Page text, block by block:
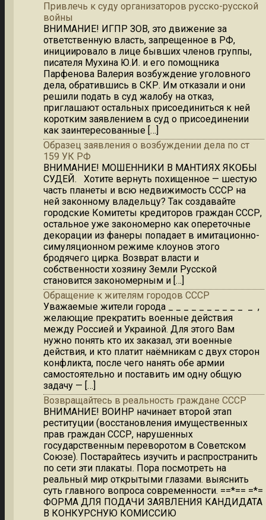
Привлечь к суду организаторов русско-русской
войны
ВНИМАНИЕ! ИГПР ЗОВ, это движение за
ответственную власть, запрещенное в РФ,
инициировало в лице бывших членов группы,
писателя Мухина Ю.И. и его помощника
Парфенова Валерия возбуждение уголовного
дела, обратившись в СКР. Им отказали и они
решили подать в суд жалобу на отказ,
приглашают остальных присоединиться к ней
коротким заявлением в суд о присоединении
как заинтересованные […]
Образец заявления о возбуждении дела по ст
159 УК РФ
ВНИМАНИЕ! МОШЕННИКИ В МАНТИЯХ ЯКОБЫ
СУДЕЙ. Хотите вернуть похищенное — шестую
часть планеты и всю недвижимость СССР на
ней законному владельцу? Так создавайте
городские Комитеты кредиторов граждан СССР,
остальное уже закономерно как опереточные
декорации из фанеры попадает в имитационно-
симуляционном режиме клоунов этого
бродячего цирка. Возврат власти и
собственности хозяину Земли Русской
становится закономерным и […]
Обращение к жителям городов СССР
Уважаемые жители города _ _ _ _ _ _ _ _ _ _ _ ,
желающие прекратить военные действия
между Россией и Украиной. Для этого Вам
нужно понять кто их заказал, эти военные
действия, и кто платит наёмникам с двух сторон
конфликта, после чего нанять обе армии
самостоятельно и поставить им одну общую
задачу — […]
Возвращайтесь в реальность граждане СССР
ВНИМАНИЕ! ВОИНР начинает второй этап
реституции (восстановления имущественных
прав граждан СССР, нарушенных
государственным переворотом в Советском
Союзе). Постарайтесь изучить и распространить
по сети эти плакаты. Пора посмотреть на
реальный мир открытыми глазами. выяснить
суть главного вопроса современности. ==*== =*=
ФОРМА ДЛЯ ПОДАЧИ ЗАЯВЛЕНИЯ КАНДИДАТА
В КОНКУРСНУЮ КОМИССИЮ